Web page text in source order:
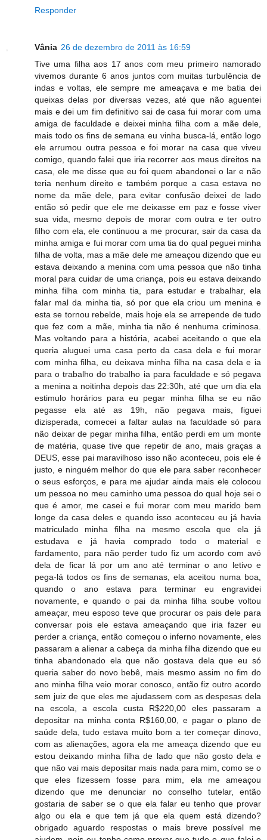
Responder
Vânia 26 de dezembro de 2011 às 16:59
Tive uma filha aos 17 anos com meu primeiro namorado
vivemos durante 6 anos juntos com muitas turbulência de
indas e voltas, ele sempre me ameaçava e me batia dei
queixas delas por diversas vezes, até que não aguentei
mais e dei um fim definitivo sai de casa fui morar com uma
amiga de faculdade e deixei minha filha com a mãe dele,
mais todo os fins de semana eu vinha busca-lá, então logo
ele arrumou outra pessoa e foi morar na casa que viveu
comigo, quando falei que iria recorrer aos meus direitos na
casa, ele me disse que eu foi quem abandonei o lar e não
teria nenhum direito e também porque a casa estava no
nome da mãe dele, para evitar confusão deixei de lado
então só pedir que ele me deixasse em paz e fosse viver
sua vida, mesmo depois de morar com outra e ter outro
filho com ela, ele continuou a me procurar, sair da casa da
minha amiga e fui morar com uma tia do qual peguei minha
filha de volta, mas a mãe dele me ameaçou dizendo que eu
estava deixando a menina com uma pessoa que não tinha
moral para cuidar de uma criança, pois eu estava deixando
minha filha com minha tia, para estudar e trabalhar, ela
falar mal da minha tia, só por que ela criou um menina e
esta se tornou rebelde, mais hoje ela se arrepende de tudo
que fez com a mãe, minha tia não é nenhuma criminosa.
Mas voltando para a história, acabei aceitando o que ela
queria aluguei uma casa perto da casa dela e fui morar
com minha filha, eu deixava minha filha na casa dela e ia
para o trabalho do trabalho ia para faculdade e só pegava
a menina a noitinha depois das 22:30h, até que um dia ela
estimulo horários para eu pegar minha filha se eu não
pegasse ela até as 19h, não pegava mais, figuei
dizisperada, comecei a faltar aulas na faculdade só para
não deixar de pegar minha filha, então perdi em um monte
de matéria, quase tive que repetir de ano, mais graças a
DEUS, esse pai maravilhoso isso não aconteceu, pois ele é
justo, e ninguém melhor do que ele para saber reconhecer
o seus esforços, e para me ajudar ainda mais ele colocou
um pessoa no meu caminho uma pessoa do qual hoje sei o
que é amor, me casei e fui morar com meu marido bem
longe da casa deles e quando isso aconteceu eu já havia
matriculado minha filha na mesmo escola que ela já
estudava e já havia comprado todo o material e
fardamento, para não perder tudo fiz um acordo com avó
dela de ficar lá por um ano até terminar o ano letivo e
pega-lá todos os fins de semanas, ela aceitou numa boa,
quando o ano estava para terminar eu engravidei
novamente, e quando o pai da minha filha soube voltou
ameaçar, meu esposo teve que procurar os pais dele para
conversar pois ele estava ameaçando que iria fazer eu
perder a criança, então começou o inferno novamente, eles
passaram a alienar a cabeça da minha filha dizendo que eu
tinha abandonado ela que não gostava dela que eu só
queria saber do novo bebê, mais mesmo assim no fim do
ano minha filha veio morar conosco, então fiz outro acordo
sem juiz de que eles me ajudassem com as despesas dela
na escola, a escola custa R$220,00 eles passaram a
depositar na minha conta R$160,00, e pagar o plano de
saúde dela, tudo estava muito bom a ter começar dinovo,
com as alienações, agora ela me ameaça dizendo que eu
estou deixando minha filha de lado que não gosto dela e
que não vai mais depositar mais nada para mim, como se o
que eles fizessem fosse para mim, ela me ameaçou
dizendo que me denunciar no conselho tutelar, então
gostaria de saber se o que ela falar eu tenho que provar
algo ou ela e que tem já que ela quem está dizendo?
obrigado aguardo respostas o mais breve possível me